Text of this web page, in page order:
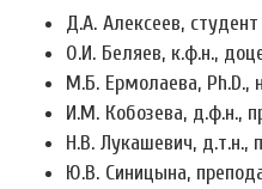
Д.А. Алексеев,
О.И. Беляев, к.ф.н.,
М.Б. Ермолаева, Ph.D.,
И.М. Кобозева, д.ф.н.,
Н.В. Лукашевич, д.т.н.,
Ю.В. Синицына,